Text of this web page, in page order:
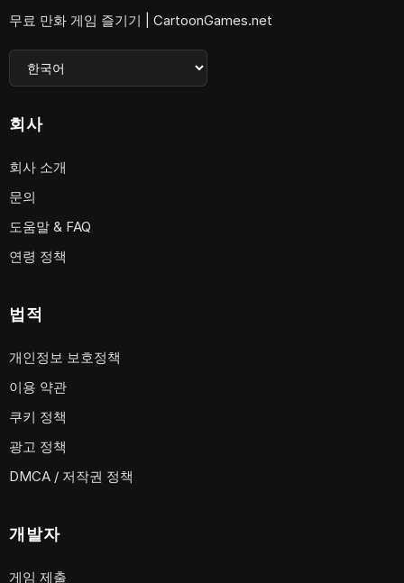
무료 만화 게임 즐기기 | CartoonGames.net
회사
회사 소개
문의
도움말 & FAQ
연령 정책
법적
개인정보 보호정책
이용 약관
쿠키 정책
광고 정책
DMCA / 저작권 정책
개발자
게임 제출